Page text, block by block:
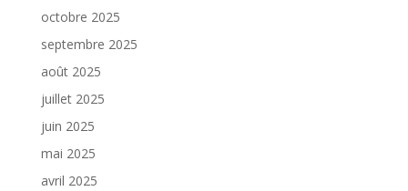
octobre 2025
septembre 2025
août 2025
juillet 2025
juin 2025
mai 2025
avril 2025